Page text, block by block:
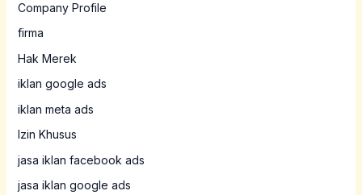
Company Profile
firma
Hak Merek
iklan google ads
iklan meta ads
Izin Khusus
jasa iklan facebook ads
jasa iklan google ads